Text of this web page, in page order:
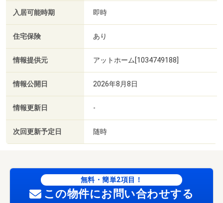
入居可能時期 即時
住宅保険 あり
情報提供元 アットホーム[1034749188]
情報公開日 2026年8月8日
情報更新日 -
次回更新予定日 随時
無料・簡単2項目！
この物件にお問い合わせする